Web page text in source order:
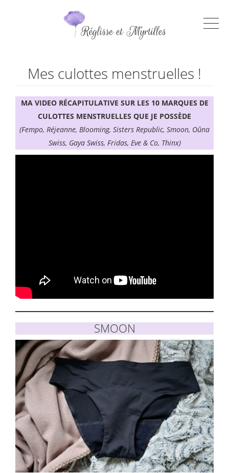
Mes culottes menstruelles !
MA VIDEO RÉCAPITULATIVE SUR LES 10 MARQUES DE
CULOTTES MENSTRUELLES QUE JE POSSÈDE
(Fempo, Réjeanne, Blooming, Sisters Republic, Smoon, Oûna
Swiss, Gaya Swiss, Fridas, Eve & Co, Thinx)
SMOON